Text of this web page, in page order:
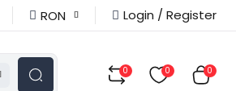
RON Login / Register
0 0 0